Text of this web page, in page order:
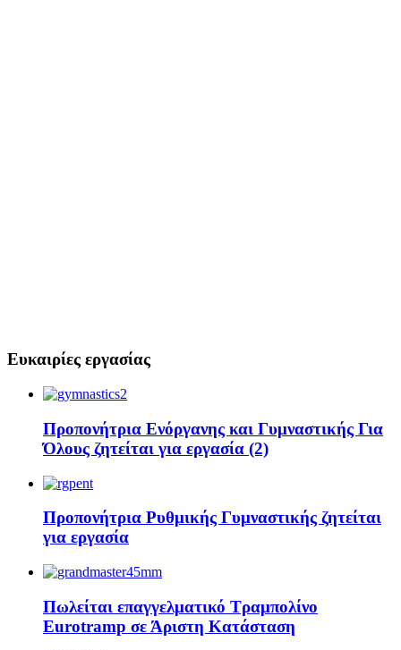
Ευκαιρίες εργασίας
Προπονήτρια Ενόργανης και Γυμναστικής Για
Όλους ζητείται για εργασία (2)
Προπονήτρια Ρυθμικής Γυμναστικής ζητείται
για εργασία
Πωλείται επαγγελματικό Τραμπολίνο
Eurotramp σε Άριστη Κατάσταση